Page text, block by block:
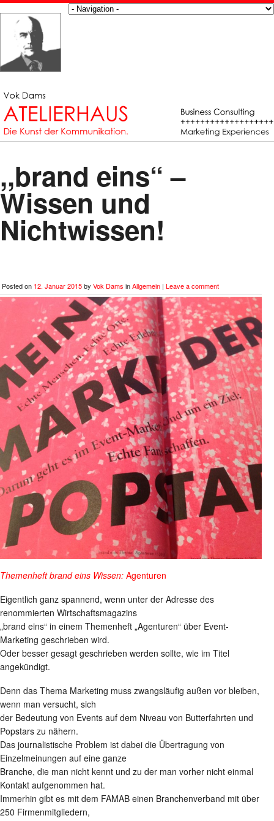
,,brand eins“ –
Wissen und
Nichtwissen!
Posted on 12. Januar 2015by Vok Dams inAllgemein | Leave a comment
Themenheft brand eins Wissen: Agenturen
Eigentlich ganz spannend, wenn unter der Adresse des
renommierten Wirtschaftsmagazins
„brand eins“ in einem Themenheft „Agenturen“ über Event-
Marketing geschrieben wird.
Oder besser gesagt geschrieben werden sollte, wie im Titel
angekündigt.
Denn das Thema Marketing muss zwangsläufig außen vor bleiben,
wenn man versucht, sich
der Bedeutung von Events auf dem Niveau von Butterfahrten und
Popstars zu nähern.
Das journalistische Problem ist dabei die Übertragung von
Einzelmeinungen auf eine ganze
Branche, die man nicht kennt und zu der man vorher nicht einmal
Kontakt aufgenommen hat.
Immerhin gibt es mit dem FAMAB einen Branchenverband mit über
250 Firmenmitgliedern,